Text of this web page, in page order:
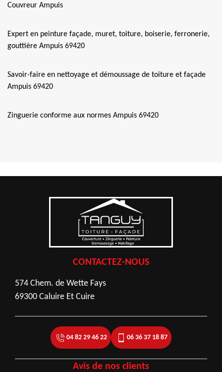
Couvreur Ampuis
Expert en peinture façade, muret, toiture, boiserie, ferronerie,
gouttière Ampuis 69420
Savoir-faire en nettoyage et démoussage de toiture et façade
Ampuis 69420
Zinguerie conforme aux normes Ampuis 69420
CONTACTEZ-NOUS
574 Chem. de Wette Fays
69300 Caluire Et Cuire
04 82 29 46 22 06 36 37 18 87
Avis de nos clients